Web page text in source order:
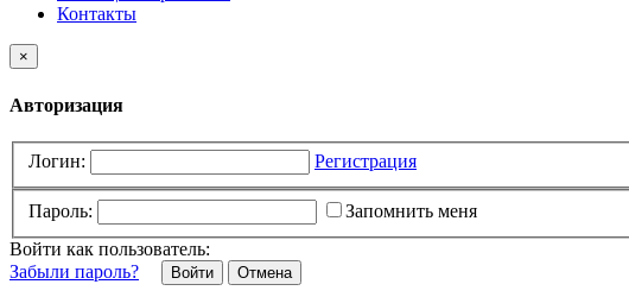
Контакты
×
Авторизация
Логин: Регистрация
Пароль:
Запомнить меня
Войти как пользователь:
Забыли пароль?
Отмена